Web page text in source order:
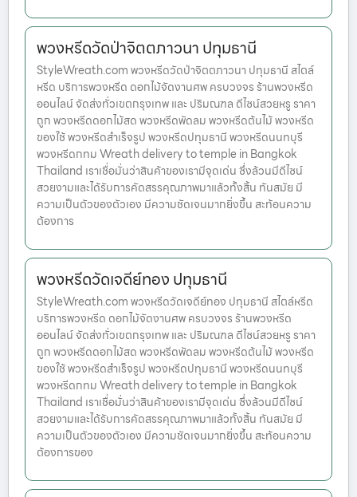
พวงหรีดวัดป่าจิตตภาวนา ปทุมธานี
StyleWreath.com พวงหรีดวัดป่าจิตตภาวนา ปทุมธานี สไตล์
หรีด บริการพวงหรีด ดอกไม้จัดงานศพ ครบวงจร ร้านพวงหรีด
ออนไลน์ จัดส่งทั่วเขตกรุงเทพ และ ปริมณฑล ดีไซน์สวยหรู ราคา
ถูก พวงหรีดดอกไม้สด พวงหรีดพัดลม พวงหรีดต้นไม้ พวงหรีด
ของใช้ พวงหรีดสำเร็จรูป พวงหรีดปทุมธานี พวงหรีดนนทบุรี
พวงหรีดกทม Wreath delivery to temple in Bangkok
Thailand เราเชื่อมั่นว่าสินค้าของเรามีจุดเด่น ซึ่งล้วนมีดีไซน์
สวยงามและได้รับการคัดสรรคุณภาพมาแล้วทั้งสิ้น ทันสมัย มี
ความเป็นตัวของตัวเอง มีความชัดเจนมากยิ่งขึ้น สะท้อนความ
ต้องการ
พวงหรีดวัดเจดีย์ทอง ปทุมธานี
StyleWreath.com พวงหรีดวัดเจดีย์ทอง ปทุมธานี สไตล์หรีด
บริการพวงหรีด ดอกไม้จัดงานศพ ครบวงจร ร้านพวงหรีด
ออนไลน์ จัดส่งทั่วเขตกรุงเทพ และ ปริมณฑล ดีไซน์สวยหรู ราคา
ถูก พวงหรีดดอกไม้สด พวงหรีดพัดลม พวงหรีดต้นไม้ พวงหรีด
ของใช้ พวงหรีดสำเร็จรูป พวงหรีดปทุมธานี พวงหรีดนนทบุรี
พวงหรีดกทม Wreath delivery to temple in Bangkok
Thailand เราเชื่อมั่นว่าสินค้าของเรามีจุดเด่น ซึ่งล้วนมีดีไซน์
สวยงามและได้รับการคัดสรรคุณภาพมาแล้วทั้งสิ้น ทันสมัย มี
ความเป็นตัวของตัวเอง มีความชัดเจนมากยิ่งขึ้น สะท้อนความ
ต้องการของ